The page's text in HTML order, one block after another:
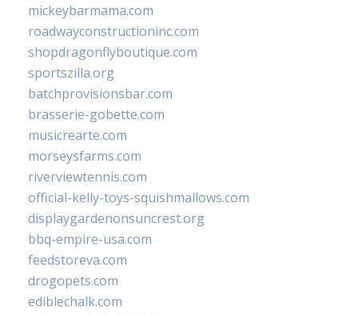
mickeybarmama.com
roadwayconstructioninc.com
shopdragonflyboutique.com
sportszilla.org
batchprovisionsbar.com
brasserie-gobette.com
musicrearte.com
morseysfarms.com
riverviewtennis.com
official-kelly-toys-squishmallows.com
displaygardenonsuncrest.org
bbq-empire-usa.com
feedstoreva.com
drogopets.com
ediblechalk.com